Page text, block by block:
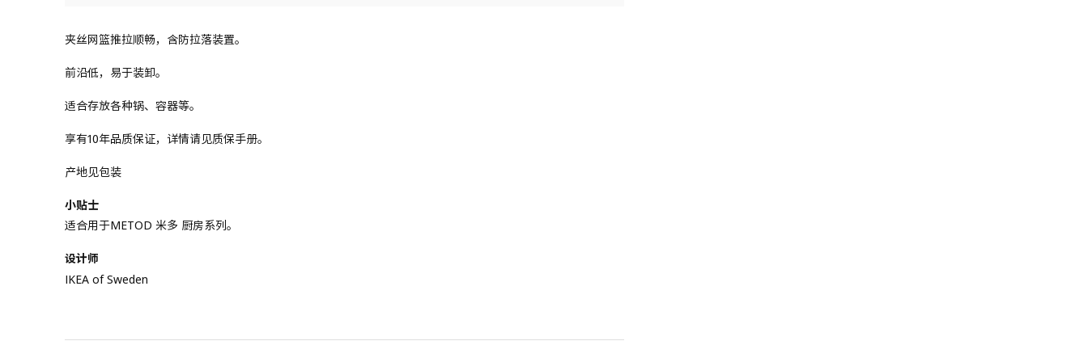
夹丝网篮推拉顺畅，含防拉落装置。
前沿低，易于装卸。
适合存放各种锅、容器等。
享有10年品质保证，详情请见质保手册。
产地见包装
小贴士
适合用于METOD 米多 厨房系列。
设计师
IKEA of Sweden